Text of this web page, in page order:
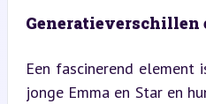
Generatieverschillen
Een fascinerend
jonge Emma en Star en